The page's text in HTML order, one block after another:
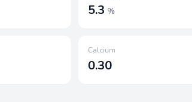
5.3 %
Calcium
0.30